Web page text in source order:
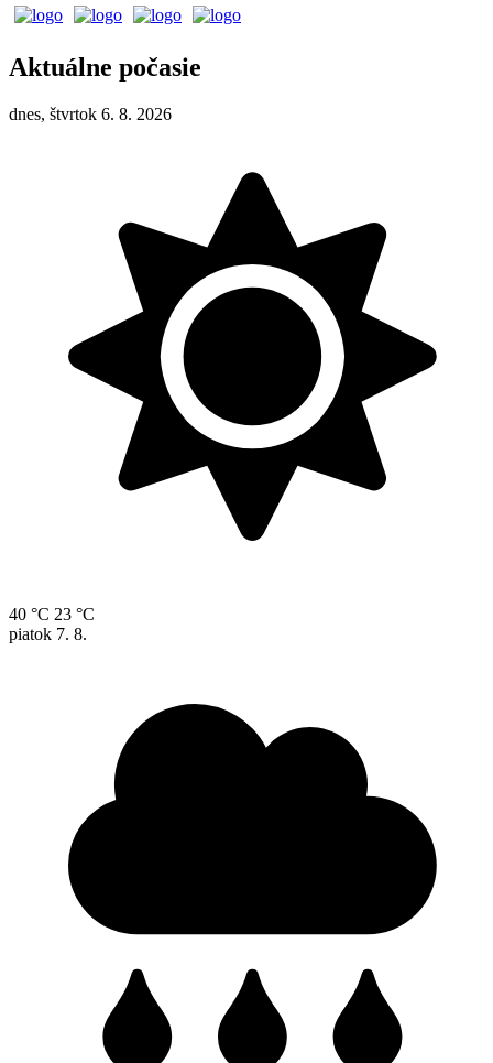
Aktuálne počasie
dnes, štvrtok 6. 8. 2026
40 °C 23 °C
piatok 7. 8.